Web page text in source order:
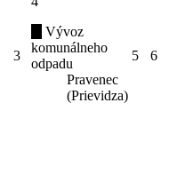
3
Vývoz
komunálneho
odpadu
Pravenec
(Prievidza)
5 6